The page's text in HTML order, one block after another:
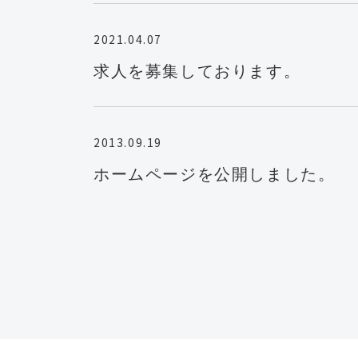
2021.04.07
求人を募集しております。
2013.09.19
ホームページを公開しました。